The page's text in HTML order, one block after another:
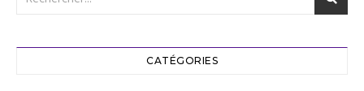
CATÉGORIES